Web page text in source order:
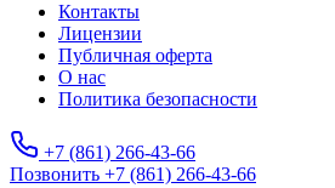
Контакты
Лицензии
Публичная оферта
О нас
Политика безопасности
+7 (861) 266-43-66
Позвонить +7 (861) 266-43-66